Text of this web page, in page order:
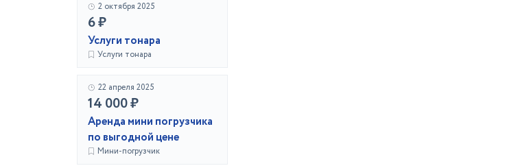
2 октября 2025
6 ₽
Услуги тонара
Услуги тонара
22 апреля 2025
14 000 ₽
Аренда мини погрузчика
по выгодной цене
Мини-погрузчик